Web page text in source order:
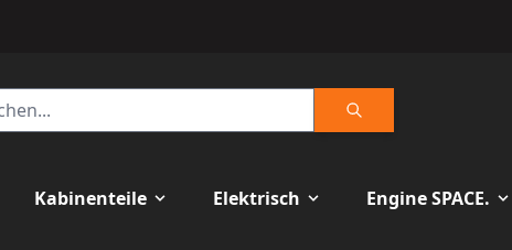
Suche
Kabinenteile Elektrisch Engine SPACE.